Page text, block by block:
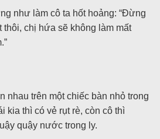
như làm cô ta hốt hoảng: “Đừng
chị hứa sẽ không làm mất
nhau trên một chiếc bàn nhỏ trong
kia thì có vẻ rụt rè, còn cô thì
quậy nước trong ly.